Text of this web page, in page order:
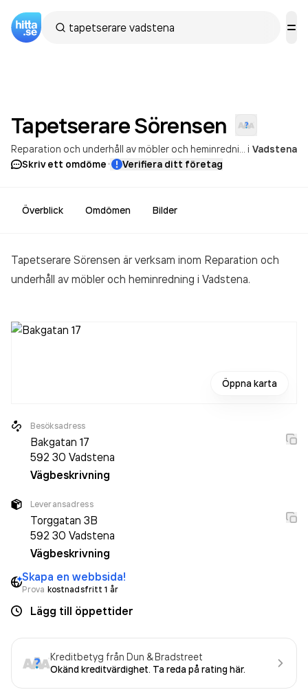
TapetserareSörensen
i Vadstena
Skriv ett omdöme· Verifiera ditt företag
Överblick Omdömen Bilder
Tapetserare Sörensen är verksam inom Reparation och
underhåll av möbler och heminredning i Vadstena.
Öppna karta
Besöksadress
Bakgatan 17
592 30 Vadstena
Vägbeskrivning
Leveransadress
Torggatan 3B
592 30 Vadstena
Vägbeskrivning
Skapa en webbsida!
Prova kostnadsfritt 1 år
Lägg till öppettider
Kreditbetyg från Dun & Bradstreet
Okänd kreditvärdighet. Ta reda på rating här.